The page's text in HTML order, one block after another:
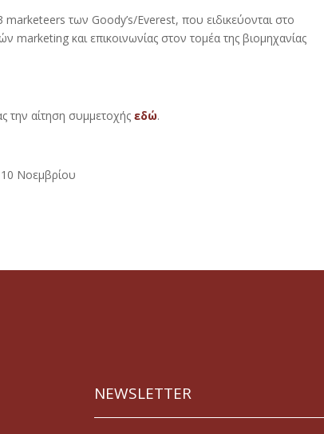
των Goody’s/Everest, που ειδικεύονται στο
marketing και επικοινωνίας στον τομέα της βιομηχανίας
την αίτηση συμμετοχήςεδώ.
10 Νοεμβρίου
NEWSLETTER